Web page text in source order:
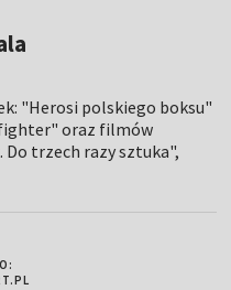
"Herosi polskiego boksu"
fighter" oraz filmów
Do trzech razy sztuka",